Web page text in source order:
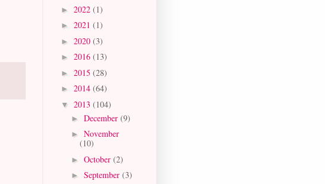
► 2022 (1)
► 2021 (1)
► 2020 (3)
► 2016 (13)
► 2015 (28)
► 2014 (64)
▼ 2013 (104)
► December (9)
► November
(10)
► October (2)
► September (3)